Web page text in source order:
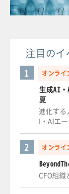
注目の
オンライ
1
生成AI
夏
進化する
I・AIエ
オンライ
2
CFO組